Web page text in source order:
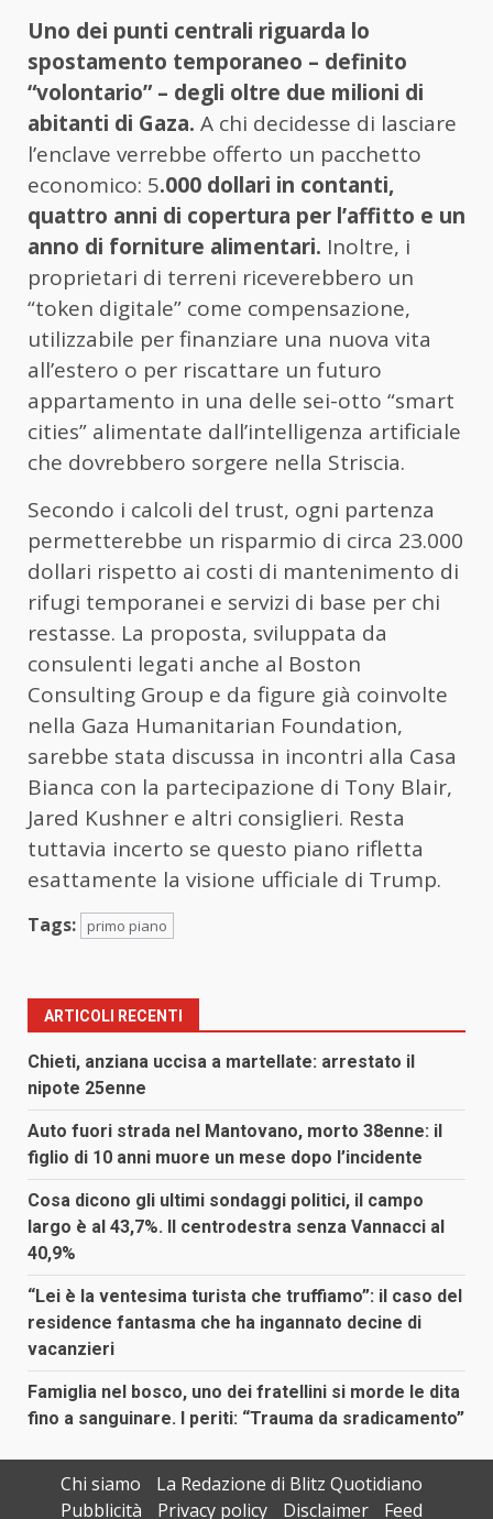
Uno dei punti centrali riguarda lo
spostamento temporaneo – definito
“volontario” – degli oltre due milioni di
abitanti di Gaza. A chi decidesse di lasciare
l’enclave verrebbe offerto un pacchetto
economico: 5.000 dollari in contanti,
quattro anni di copertura per l’affitto e un
anno di forniture alimentari. Inoltre, i
proprietari di terreni riceverebbero un
“token digitale” come compensazione,
utilizzabile per finanziare una nuova vita
all’estero o per riscattare un futuro
appartamento in una delle sei-otto “smart
cities” alimentate dall’intelligenza artificiale
che dovrebbero sorgere nella Striscia.
Secondo i calcoli del trust, ogni partenza
permetterebbe un risparmio di circa 23.000
dollari rispetto ai costi di mantenimento di
rifugi temporanei e servizi di base per chi
restasse. La proposta, sviluppata da
consulenti legati anche al Boston
Consulting Group e da figure già coinvolte
nella Gaza Humanitarian Foundation,
sarebbe stata discussa in incontri alla Casa
Bianca con la partecipazione di Tony Blair,
Jared Kushner e altri consiglieri. Resta
tuttavia incerto se questo piano rifletta
esattamente la visione ufficiale di Trump.
Tags: primo piano
ARTICOLI RECENTI
Chieti, anziana uccisa a martellate: arrestato il
nipote 25enne
Auto fuori strada nel Mantovano, morto 38enne: il
figlio di 10 anni muore un mese dopo l’incidente
Cosa dicono gli ultimi sondaggi politici, il campo
largo è al 43,7%. Il centrodestra senza Vannacci al
40,9%
“Lei è la ventesima turista che truffiamo”: il caso del
residence fantasma che ha ingannato decine di
vacanzieri
Famiglia nel bosco, uno dei fratellini si morde le dita
fino a sanguinare. I periti: “Trauma da sradicamento”
Chi siamo
La Redazione di Blitz Quotidiano
Pubblicità
Privacy policy Disclaimer Feed